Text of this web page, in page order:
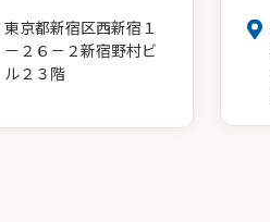
東京都新宿区西新宿１
－２６－２新宿野村ビ
ル２３階